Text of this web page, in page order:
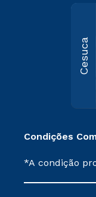
Cesuca
Condições
*A condição